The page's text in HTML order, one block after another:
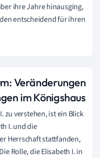
ihre Jahre hinausging,
entscheidend für ihren
Veränderungen
im Königshaus
zu verstehen, ist ein Blick
I. und die
Herrschaft stattfanden,
Rolle, die Elisabeth I. in